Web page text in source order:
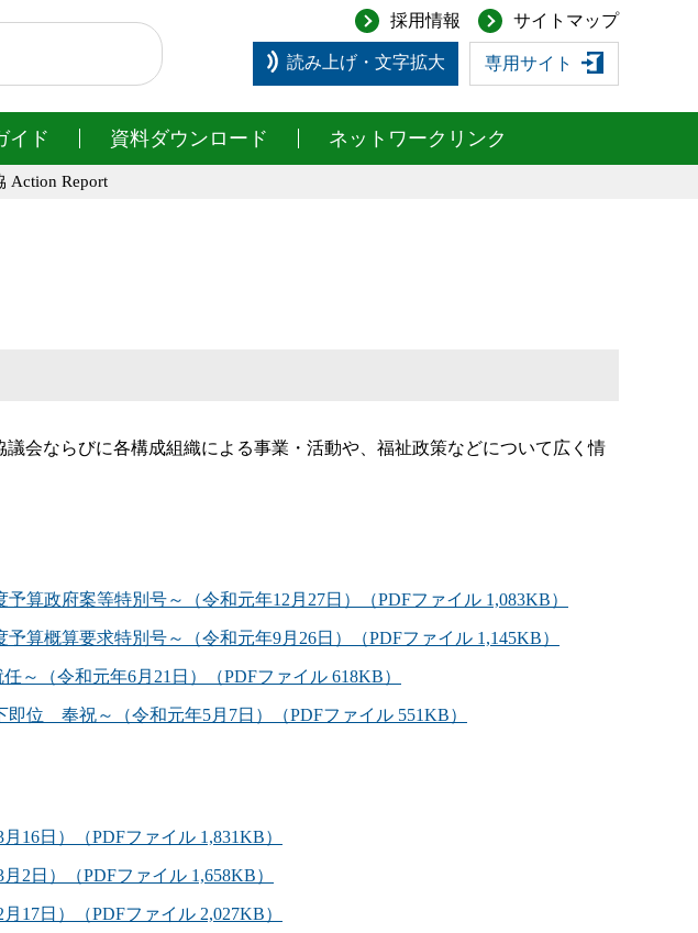
採用情報 サイトマップ
読み上げ・文字拡大 専用サイト
イド 資料ダウンロード ネットワークリンク
Action Report
議会ならびに各構成組織による事業・活動や、福祉政策などについて広く情
算政府案等特別号～（令和元年12月27日）（PDFファイル 1,083KB）
算概算要求特別号～（令和元年9月26日）（PDFファイル 1,145KB）
～（令和元年6月21日）（PDFファイル 618KB）
即位 奉祝～（令和元年5月7日）（PDFファイル 551KB）
16日）（PDFファイル 1,831KB）
2日）（PDFファイル 1,658KB）
17日）（PDFファイル 2,027KB）